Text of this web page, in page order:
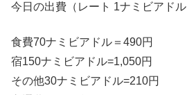
今日の出費（レート 1ナミビアドル
食費70ナミビアドル＝490円
宿150ナミビアドル=1,050円
その他30ナミビアドル=210円